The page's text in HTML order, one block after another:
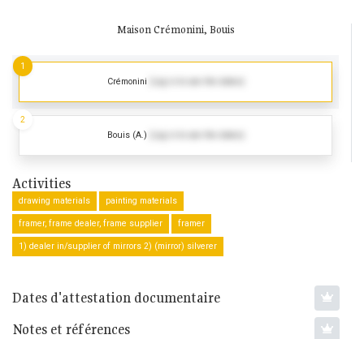
Maison Crémonini, Bouis
Crémonini
1
Bouis (A.)
2
Activities
drawing materials painting materials
framer, frame dealer, frame supplier framer
1) dealer in/supplier of mirrors 2) (mirror) silverer
Dates d'attestation documentaire
Notes et références